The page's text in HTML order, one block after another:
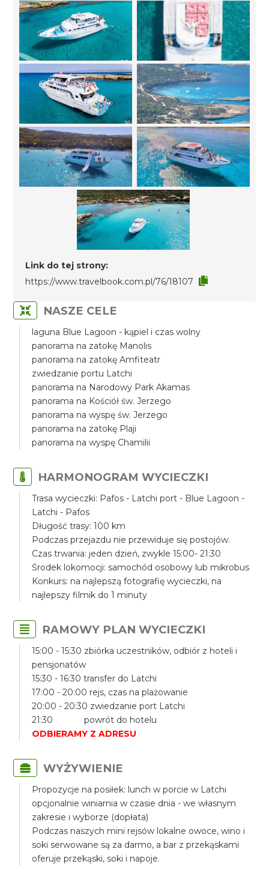
Link do tej strony:
https://www.travelbook.com.pl/76/18107
NASZE CELE
laguna Blue Lagoon - kąpiel i czas wolny
panorama na zatokę Manolis
panorama na zatokę Amfiteatr
zwiedzanie portu Latchi
panorama na Narodowy Park Akamas
panorama na Kościół św. Jerzego
panorama na wyspę św. Jerzego
panorama na zatokę Plaji
panorama na wyspę Chamilii
HARMONOGRAM WYCIECZKI
Trasa wycieczki: Pafos - Latchi port - Blue Lagoon -
Latchi - Pafos
Długość trasy: 100 km
Podczas przejazdu nie przewiduje się postojów.
Czas trwania: jeden dzień, zwykle 15:00- 21:30
Środek lokomocji: samochód osobowy lub mikrobus
Konkurs: na najlepszą fotografię wycieczki, na
najlepszy filmik do 1 minuty
RAMOWY PLAN WYCIECZKI
15:00 - 15:30 zbiórka uczestników, odbiór z hoteli i
pensjonatów
15:30 - 16:30 transfer do Latchi
17:00 - 20:00 rejs, czas na plażowanie
20:00 - 20:30 zwiedzanie port Latchi
21:30 powrót do hotelu
ODBIERAMY Z ADRESU
WYŻYWIENIE
Propozycje na posiłek: lunch w porcie w Latchi
opcjonalnie winiarnia w czasie dnia - we własnym
zakresie i wyborze (dopłata)
Podczas naszych mini rejsów lokalne owoce, wino i
soki serwowane są za darmo, a bar z przekąskami
oferuje przekąski, soki i napoje.